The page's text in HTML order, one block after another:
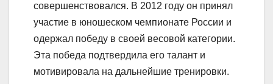
совершенствовался. В 2012 году он принял
участие в юношеском чемпионате России и
одержал победу в своей весовой категории.
Эта победа подтвердила его талант и
мотивировала на дальнейшие тренировки.